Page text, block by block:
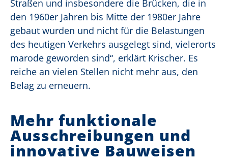
Straßen und insbesondere die Brücken, die in
den 1960er Jahren bis Mitte der 1980er Jahre
gebaut wurden und nicht für die Belastungen
des heutigen Verkehrs ausgelegt sind, vielerorts
marode geworden sind“, erklärt Krischer. Es
reiche an vielen Stellen nicht mehr aus, den
Belag zu erneuern.
Mehr funktionale
Ausschreibungen und
innovative Bauweisen